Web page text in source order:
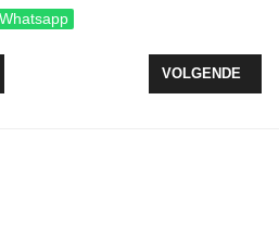
Whatsapp
SCOUTINGACTIVITEITEN
VOLGENDE
VOLGENDE